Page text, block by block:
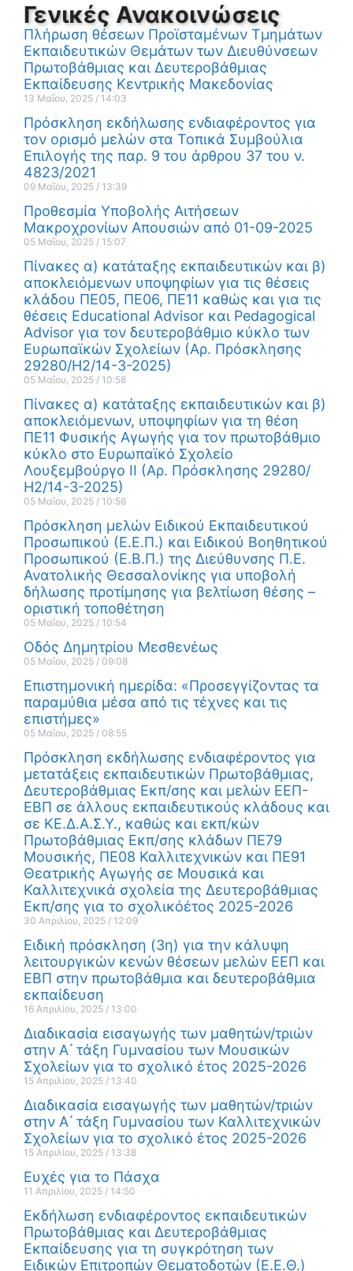
Γενικές Ανακοινώσεις
Πλήρωση θέσεων Προϊσταμένων Τμημάτων
Εκπαιδευτικών Θεμάτων των Διευθύνσεων
Πρωτοβάθμιας και Δευτεροβάθμιας
Εκπαίδευσης Κεντρικής Μακεδονίας
13 Μαΐου, 2025 14:03
Πρόσκληση εκδήλωσης ενδιαφέροντος για
τον ορισμό μελών στα Τοπικά Συμβούλια
Επιλογής της παρ. 9 του άρθρου 37 του ν.
4823/2021
09 Μαΐου, 2025 13:39
Προθεσμία Υποβολής Αιτήσεων
Μακροχρονίων Απουσιών από 01-09-2025
05 Μαΐου, 2025 15:07
Πίνακες α) κατάταξης εκπαιδευτικών και β)
αποκλειόμενων υποψηφίων για τις θέσεις
κλάδου ΠΕ05, ΠΕ06, ΠΕ11 καθώς και για τις
θέσεις Educational Advisor και Pedagogical
Advisor για τον δευτεροβάθμιο κύκλο των
Ευρωπαϊκών Σχολείων (Αρ. Πρόσκλησης
29280/Η2/14-3-2025)
05 Μαΐου, 2025 10:58
Πίνακες α) κατάταξης εκπαιδευτικών και β)
αποκλειόμενων, υποψηφίων για τη θέση
ΠΕ11 Φυσικής Αγωγής για τον πρωτοβάθμιο
κύκλο στο Ευρωπαϊκό Σχολείο
Λουξεμβούργο ΙΙ (Αρ. Πρόσκλησης 29280/
Η2/14-3-2025)
05 Μαΐου, 2025 10:56
Πρόσκληση μελών Ειδικού Εκπαιδευτικού
Προσωπικού (Ε.Ε.Π.) και Ειδικού Βοηθητικού
Προσωπικού (Ε.Β.Π.) της Διεύθυνσης Π.Ε.
Ανατολικής Θεσσαλονίκης για υποβολή
δήλωσης προτίμησης για βελτίωση θέσης –
οριστική τοποθέτηση
05 Μαΐου, 2025 10:54
Οδός Δημητρίου Μεσθενέως
05 Μαΐου, 2025 09:08
Επιστημονική ημερίδα: «Προσεγγίζοντας τα
παραμύθια μέσα από τις τέχνες και τις
επιστήμες»
05 Μαΐου, 2025 08:55
Πρόσκληση εκδήλωσης ενδιαφέροντος για
μετατάξεις εκπαιδευτικών Πρωτοβάθμιας,
Δευτεροβάθμιας Εκπ/σης και μελών ΕΕΠ-
ΕΒΠ σε άλλους εκπαιδευτικούς κλάδους και
σε ΚΕ.Δ.Α.Σ.Υ., καθώς και εκπ/κών
Πρωτοβάθμιας Εκπ/σης κλάδων ΠΕ79
Μουσικής, ΠΕ08 Καλλιτεχνικών και ΠΕ91
Θεατρικής Αγωγής σε Μουσικά και
Καλλιτεχνικά σχολεία της Δευτεροβάθμιας
Εκπ/σης για το σχολικόέτος 2025-2026
30 Απριλίου, 2025 12:09
Ειδική πρόσκληση (3η) για την κάλυψη
λειτουργικών κενών θέσεων μελών ΕΕΠ και
ΕΒΠ στην πρωτοβάθμια και δευτεροβάθμια
εκπαίδευση
16 Απριλίου, 2025 13:00
Διαδικασία εισαγωγής των μαθητών/τριών
στην Α ́ τάξη Γυμνασίου των Μουσικών
Σχολείων για το σχολικό έτος 2025-2026
15 Απριλίου, 2025 13:40
Διαδικασία εισαγωγής των μαθητών/τριών
στην Α ́ τάξη Γυμνασίου των Καλλιτεχνικών
Σχολείων για το σχολικό έτος 2025-2026
15 Απριλίου, 2025 13:38
Ευχές για το Πάσχα
11 Απριλίου, 2025 14:50
Εκδήλωση ενδιαφέροντος εκπαιδευτικών
Πρωτοβάθμιας και Δευτεροβάθμιας
Εκπαίδευσης για τη συγκρότηση των
Ειδικών Επιτροπών Θεματοδοτών (Ε.Ε.Θ.)